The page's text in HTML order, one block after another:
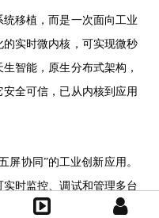
移植，而是一次面向工业
实时微内核，可实现微秒
智能，原生分布式架构，
全可信，已从内核到应用
屏协同”的工业创新应用。
时监控、调试和管理多台
率60%以上。